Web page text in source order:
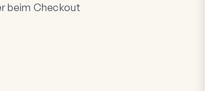
beim Checkout